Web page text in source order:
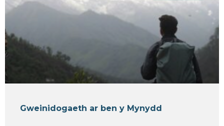
Gweinidogaeth ar ben y Mynydd